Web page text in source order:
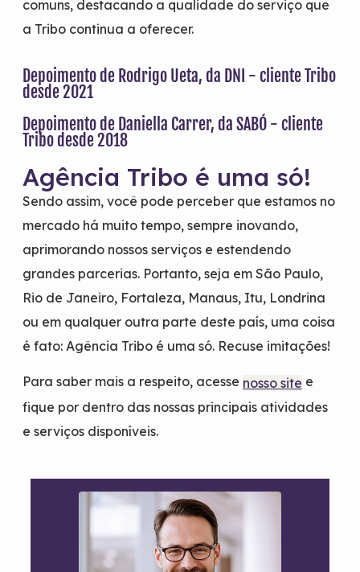
comuns, destacando a qualidade do serviço que
a Tribo continua a oferecer.
Depoimento de Rodrigo Ueta, da DNI - cliente Tribo
desde 2021
Depoimento de Daniella Carrer, da SABÓ - cliente
Tribo desde 2018
Agência Tribo é uma só!
Sendo assim, você pode perceber que estamos no
mercado há muito tempo, sempre inovando,
aprimorando nossos serviços e estendendo
grandes parcerias. Portanto, seja em São Paulo,
Rio de Janeiro, Fortaleza, Manaus, Itu, Londrina
ou em qualquer outra parte deste país, uma coisa
é fato: Agência Tribo é uma só. Recuse imitações!
Para saber mais a respeito, acesse nosso site e
fique por dentro das nossas principais atividades
e serviços disponíveis.